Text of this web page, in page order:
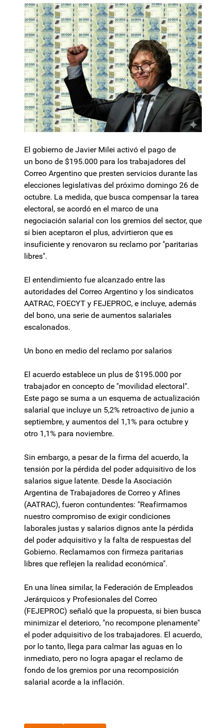
El gobierno de Javier Milei activó el pago de
un bono de $195.000 para los trabajadores del
Correo Argentino que presten servicios durante las
elecciones legislativas del próximo domingo 26 de
octubre. La medida, que busca compensar la tarea
electoral, se acordó en el marco de una
negociación salarial con los gremios del sector, que
si bien aceptaron el plus, advirtieron que es
insuficiente y renovaron su reclamo por "paritarias
libres".
El entendimiento fue alcanzado entre las
autoridades del Correo Argentino y los sindicatos
AATRAC, FOECYT y FEJEPROC, e incluye, además
del bono, una serie de aumentos salariales
escalonados.
Un bono en medio del reclamo por salarios
El acuerdo establece un plus de $195.000 por
trabajador en concepto de "movilidad electoral".
Este pago se suma a un esquema de actualización
salarial que incluye un 5,2% retroactivo de junio a
septiembre, y aumentos del 1,1% para octubre y
otro 1,1% para noviembre.
Sin embargo, a pesar de la firma del acuerdo, la
tensión por la pérdida del poder adquisitivo de los
salarios sigue latente. Desde la Asociación
Argentina de Trabajadores de Correo y Afines
(AATRAC), fueron contundentes: "Reafirmamos
nuestro compromiso de exigir condiciones
laborales justas y salarios dignos ante la pérdida
del poder adquisitivo y la falta de respuestas del
Gobierno. Reclamamos con firmeza paritarias
libres que reflejen la realidad económica".
En una línea similar, la Federación de Empleados
Jerárquicos y Profesionales del Correo
(FEJEPROC) señaló que la propuesta, si bien busca
minimizar el deterioro, "no recompone plenamente"
el poder adquisitivo de los trabajadores. El acuerdo,
por lo tanto, llega para calmar las aguas en lo
inmediato, pero no logra apagar el reclamo de
fondo de los gremios por una recomposición
salarial acorde a la inflación.